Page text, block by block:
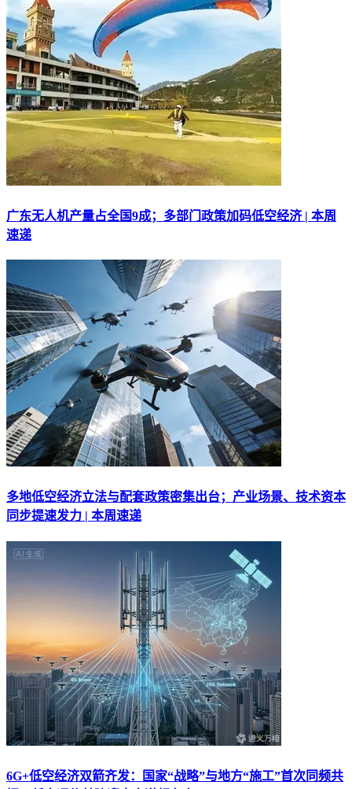
广东无人机产量占全国9成；多部门政策加码低空经济 | 本周
速递
多地低空经济立法与配套政策密集出台；产业场景、技术资本
同步提速发力 | 本周速递
6G+低空经济双箭齐发：国家“战略”与地方“施工”首次同频共